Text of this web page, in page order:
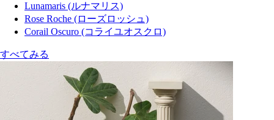
Lunamaris (ルナマリス)
Rose Roche (ローズロッシュ)
Corail Oscuro (コライユオスクロ)
すべてみる